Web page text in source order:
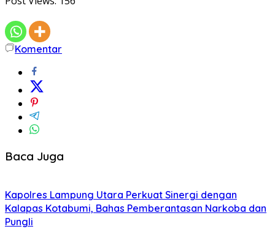
Komentar
Baca Juga
Kapolres Lampung Utara Perkuat Sinergi dengan
Kalapas Kotabumi, Bahas Pemberantasan Narkoba dan
Pungli